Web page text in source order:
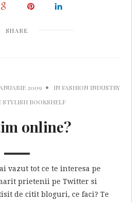
SHARE
2009 IN FASHION INDUSTRY
STYLISH BOOKSHELF
online?
vazut tot ce te interesa pe
prietenii pe Twitter si
de citit bloguri, ce faci? Te